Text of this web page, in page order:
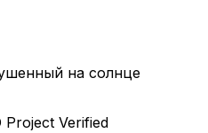
на солнце
Verified